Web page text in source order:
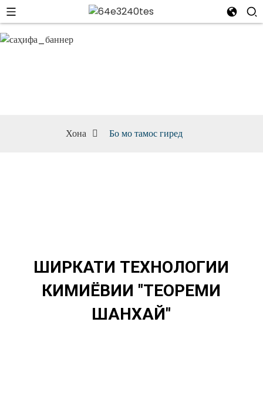
Хона Бо мо тамос гиред
ШИРКАТИ ТЕХНОЛОГИИ
КИМИЁВИИ "ТЕОРЕМИ
ШАНХАЙ"